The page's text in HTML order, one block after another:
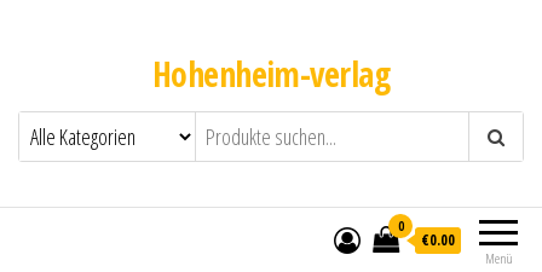
Hohenheim-verlag
Menü
0
€0.00